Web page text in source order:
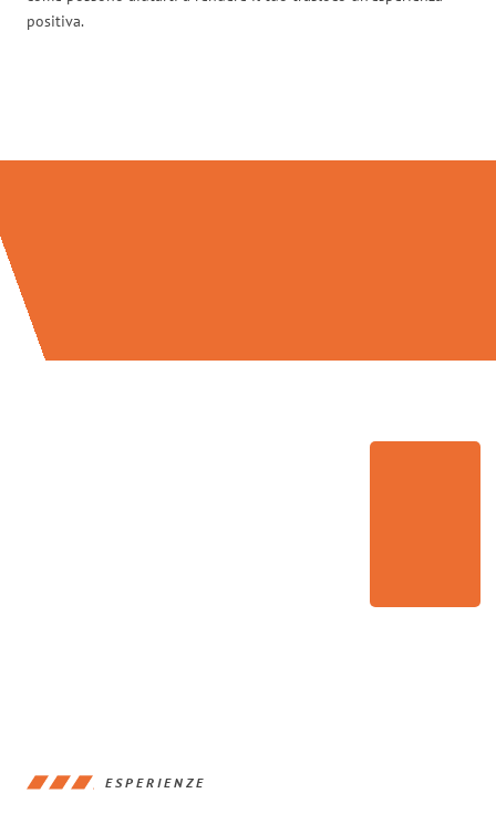
positiva.
ESPERIENZE